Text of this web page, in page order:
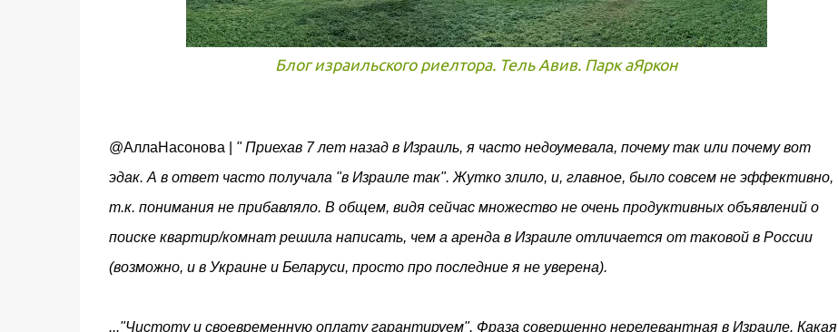
Блог израильского риелтора. Тель Авив. Парк аЯркон
@АллаНасонова | " Приехав 7 лет назад в Израиль, я часто недоумевала, почему так или почему вот
эдак. А в ответ часто получала "в Израиле так". Жутко злило, и, главное, было совсем не эффективно,
т.к. понимания не прибавляло. В общем, видя сейчас множество не очень продуктивных объявлений о
поиске квартир/комнат решила написать, чем а аренда в Израиле отличается от таковой в России
(возможно, и в Украине и Беларуси, просто про последние я не уверена).
..."Чистоту и своевременную оплату гарантируем". Фраза совершенно нерелевантная в Израиле. Какая